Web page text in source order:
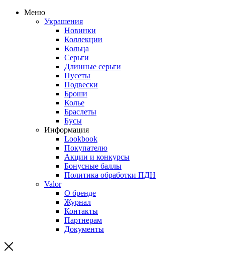
Меню
Украшения
Новинки
Коллекции
Кольца
Серьги
Длинные серьги
Пусеты
Подвески
Броши
Колье
Браслеты
Бусы
Информация
Lookbook
Покупателю
Акции и конкурсы
Бонусные баллы
Политика обработки ПДН
Valor
О бренде
Журнал
Контакты
Партнерам
Документы